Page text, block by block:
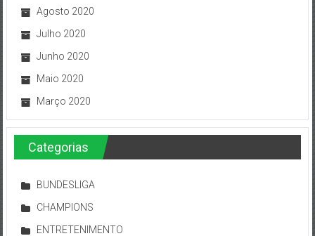
Agosto 2020
Julho 2020
Junho 2020
Maio 2020
Março 2020
Categorias
BUNDESLIGA
CHAMPIONS
ENTRETENIMENTO